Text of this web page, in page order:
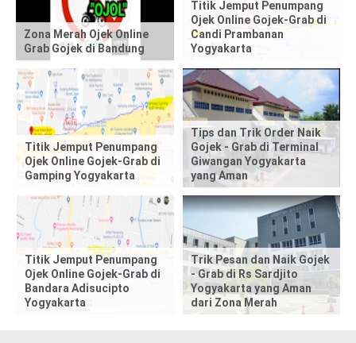
h
s
o
t
p
Zona Merah Ojek Online
Grab Gojek di Bandung
Titik Jemput Penumpang
Ojek Online Gojek-Grab di
Candi Prambanan
Yogyakarta
Titik Jemput Penumpang
Ojek Online Gojek-Grab di
Gamping Yogyakarta
Tips dan Trik Order Naik
Gojek - Grab di Terminal
Giwangan Yogyakarta
yang Aman
Titik Jemput Penumpang
Ojek Online Gojek-Grab di
Bandara Adisucipto
Yogyakarta
Trik Pesan dan Naik Gojek
- Grab di Rs Sardjito
Yogyakarta yang Aman
dari Zona Merah